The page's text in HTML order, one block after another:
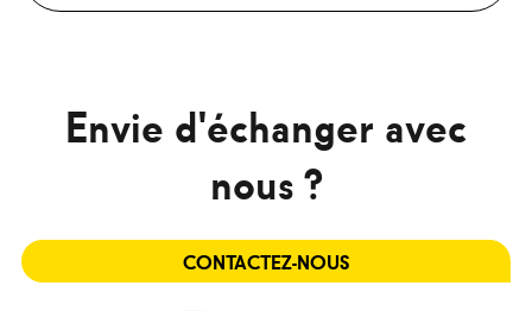
Envie d'échanger avec
nous ?
CONTACTEZ-NOUS